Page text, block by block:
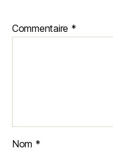
Commentaire *
Nom *